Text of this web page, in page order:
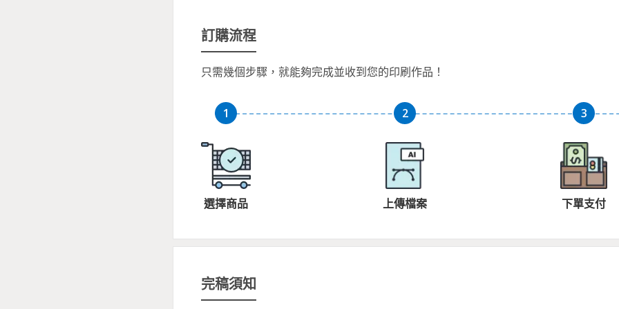
訂購流程
只需幾個步驟，就能夠完成並收到您的印刷作品！
選擇商品 上傳檔案 下單支付
完稿須知